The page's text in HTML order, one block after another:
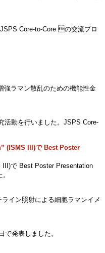
Core-to-Core の交流プロ
強ラマン散乱のための機能性金
活動を行いました。JSPS Core-
(ISMS III)で Best Poster
III)で Best Poster Presentation
イン照射による細胞ラマンイメ
で発表しました。